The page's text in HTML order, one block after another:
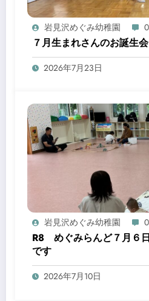
岩見沢めぐみ幼稚園 0
７月生まれさんのお誕生
2026年7月23日
岩見沢めぐみ幼稚園 0
R8 めぐみらんど７月６
です
2026年7月10日